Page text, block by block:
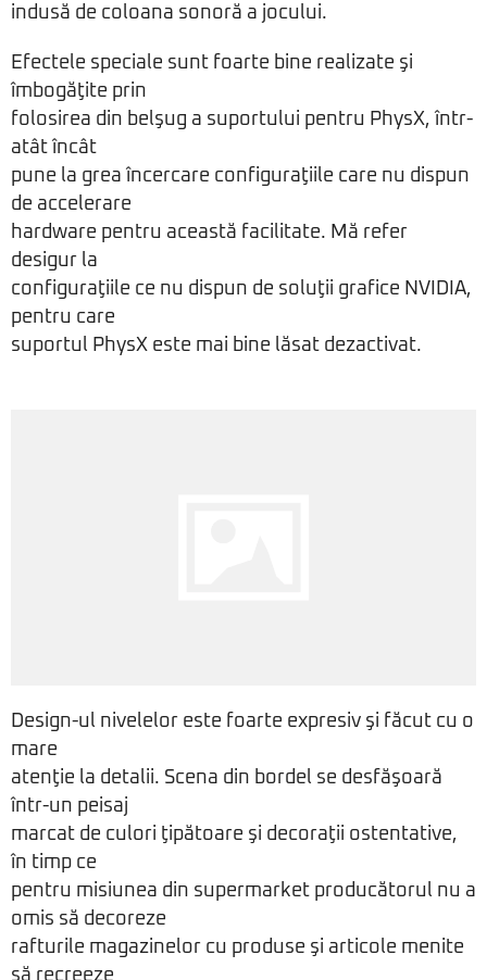
indusă de coloana sonoră a jocului.
Efectele speciale sunt foarte bine realizate şi
îmbogăţite prin
folosirea din belşug a suportului pentru PhysX, într-
atât încât
pune la grea încercare configuraţiile care nu dispun
de accelerare
hardware pentru această facilitate. Mă refer
desigur la
configuraţiile ce nu dispun de soluţii grafice NVIDIA,
pentru care
suportul PhysX este mai bine lăsat dezactivat.
Design-ul nivelelor este foarte expresiv şi făcut cu o
mare
atenţie la detalii. Scena din bordel se desfăşoară
într-un peisaj
marcat de culori ţipătoare şi decoraţii ostentative,
în timp ce
pentru misiunea din supermarket producătorul nu a
omis să decoreze
rafturile magazinelor cu produse şi articole menite
să recreeze